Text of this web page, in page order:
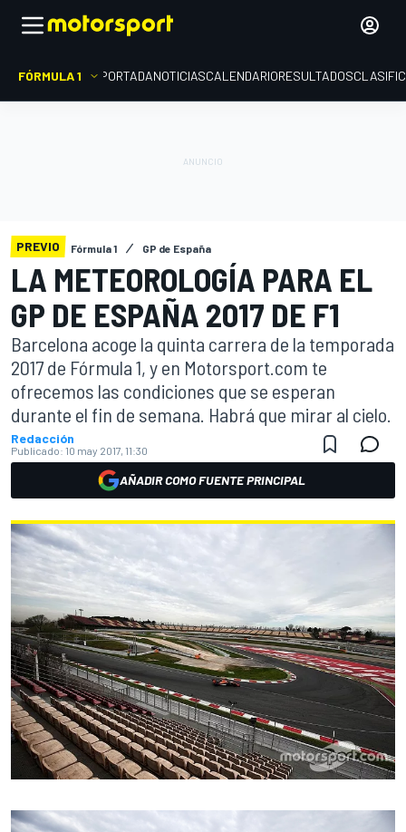
FÓRMULA 1 PORTADANOTICIASCALENDARIORESULTADOS
PREVIO Fórmula 1 GP de España
LA METEOROLOGÍA PARA EL
GP DE ESPAÑA 2017 DE F1
Barcelona acoge la quinta carrera de la temporada
2017 de Fórmula 1, y en Motorsport.com te
ofrecemos las condiciones que se esperan
durante el fin de semana. Habrá que mirar al cielo.
Redacción
Publicado: 10 may 2017, 11:30
AÑADIR COMO FUENTE PRINCIPAL